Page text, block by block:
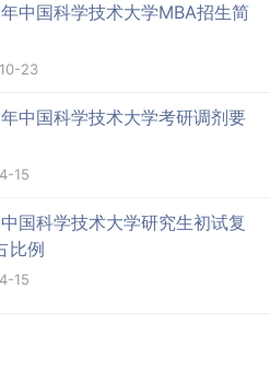
中国科学技术大学MBA招生简
23
中国科学技术大学考研调剂要
15
国科学技术大学研究生初试复
比例
15